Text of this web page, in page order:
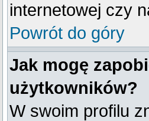
internetowej czy
Powrót do góry
Jak mogę
użytkowników?
W swoim profilu